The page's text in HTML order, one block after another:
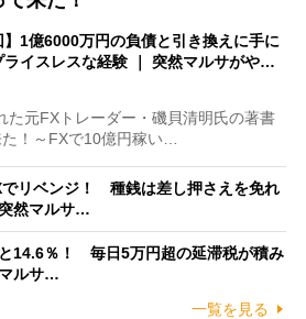
】1億6000万円の負債と引き換えに手に
ライスレスな経験 ｜ 突然マルサがや…
元FXトレーダー・磯貝清明氏の著書
！～FXで10億円稼い…
でリベンジ！ 種銭は差し押さえを免れ
然マルサ…
と14.6％！ 毎日5万円超の延滞税が積み
マルサ…
一覧を見る